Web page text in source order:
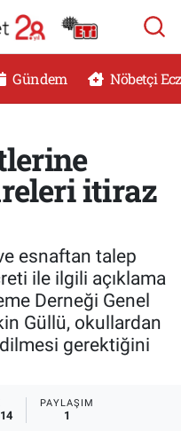
Gündem Nöbetçi
itiraz
esnaftan talep
ile ilgili açıklama
Derneği Genel
Güllü, okullardan
gerektiğini
PAYLAŞIM
1
Haritası
Fikstür